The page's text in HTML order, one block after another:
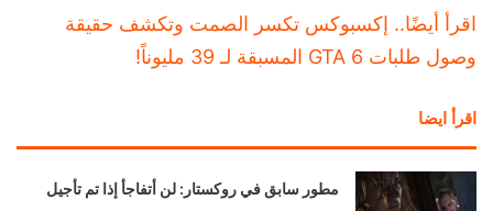
اقرأ أيضًا.. ​إكسبوكس تكسر الصمت وتكشف حقيقة
وصول طلبات GTA 6 المسبقة لـ 39 مليوناً!
اقرأ ايضا
مطور سابق في روكستار: لن أتفاجأ إذا تم تأجيل